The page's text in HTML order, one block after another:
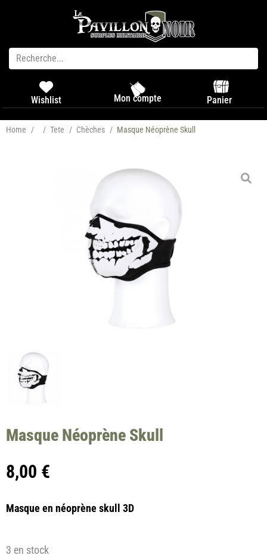
Wishlist Mon compte Panier
Home / / Tete / Chèches / Masque Néoprène Skull
Masque Néoprène Skull
8,00 €
Masque en néoprène skull 3D
3 en stock